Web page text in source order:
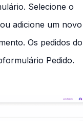
Selecione o
adicione um novo
Os pedidos do
Pedido.